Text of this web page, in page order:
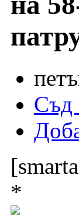
Съд
*